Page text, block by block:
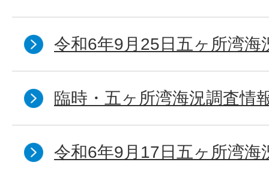
令和6年9月25日五ヶ所湾海
臨時・五ヶ所湾海況調査情
令和6年9月17日五ヶ所湾海